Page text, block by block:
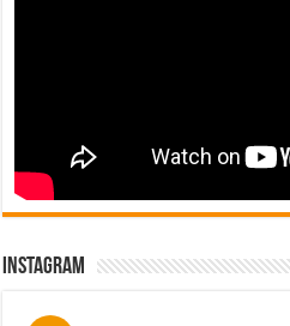
Instagram